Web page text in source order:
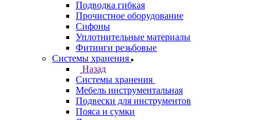
Подводка гибкая
Прочистное оборудование
Сифоны
Уплотнительные материалы
Фитинги резьбовые
Системы хранения
Назад
Системы хранения
Мебель инструментальная
Подвески для инструментов
Пояса и сумки